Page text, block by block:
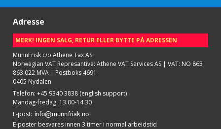
Adresse
MERK! INGEN SALG, RETUR ELLER BYTTE PÅ ADRESSEN
MunnFrisk c/o Athene Tax AS
Norwegian VAT Represantive: Athene VAT Services AS | VAT: NO 863
863 022 MVA | Postboks 4691
0405 Nydalen
Telefon: +45 9340 3838 (english support)
Mandag-fredag: 13.00-14.30
E-post:
E-poster besvares innen 3 timer i normal arbeidstid